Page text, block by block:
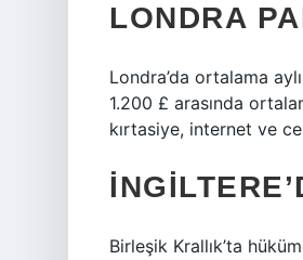
LONDRA
Londra’da ortalama
1.200 £ arasında
kırtasiye, internet ve
Birleşik Krallık’ta